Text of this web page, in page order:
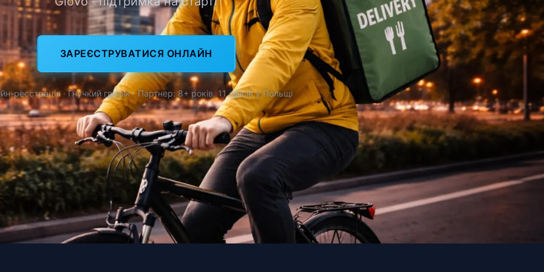
ЗАРЕЄСТРУВАТИСЯ ОНЛАЙН
реєстрація · Гнучкий графік · Партнер: 8+ років, 11 офісів у Польщі